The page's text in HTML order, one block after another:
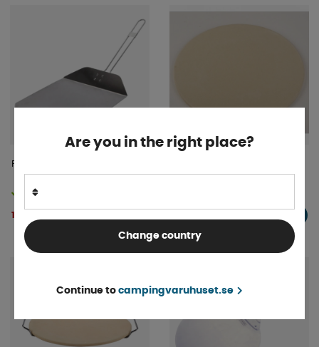
Pizzaspade
Finns i lager
119 kr
Are you in the right place?
Change country
Continue to campingvaruhuset.se